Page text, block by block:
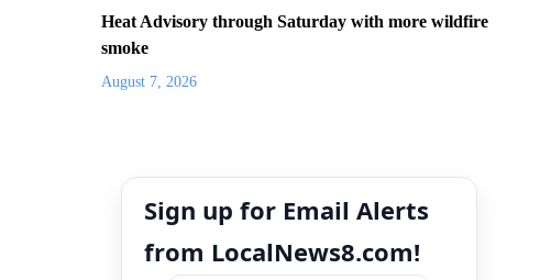
Heat Advisory through Saturday with more wildfire
smoke
August 7, 2026
Sign up for Email Alerts
from LocalNews8.com!